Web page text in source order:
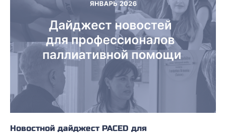
Новостной дайджест PACED для